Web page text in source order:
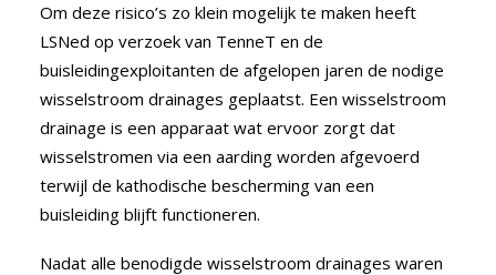
Om deze risico’s zo klein mogelijk te maken heeft
LSNed op verzoek van TenneT en de
buisleidingexploitanten de afgelopen jaren de nodige
wisselstroom drainages geplaatst. Een wisselstroom
drainage is een apparaat wat ervoor zorgt dat
wisselstromen via een aarding worden afgevoerd
terwijl de kathodische bescherming van een
buisleiding blijft functioneren.
Nadat alle benodigde wisselstroom drainages waren